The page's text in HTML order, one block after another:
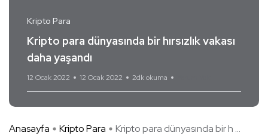
Kripto Para
Kripto para dünyasında bir hırsızlık vakası
daha yaşandı
12 Ocak 2022 12 Ocak 2022 2dk okuma
Anasayfa Kripto Para Kripto para dünyasında bir h ...